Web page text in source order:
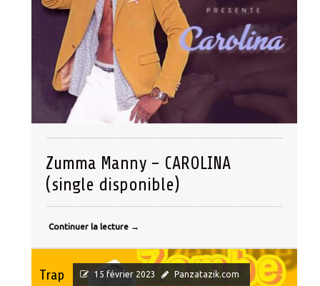
Zumma Manny – CAROLINA
(single disponible)
Continuer la lecture →
Trap 15 février 2023 Panzatazik.com